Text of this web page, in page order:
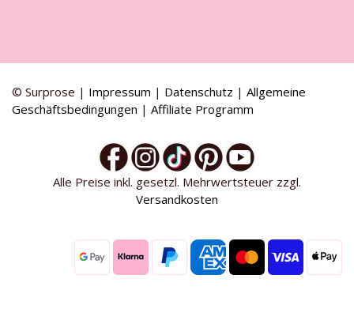
© Surprose | Impressum | Datenschutz | Allgemeine
Geschäftsbedingungen | Affiliate Programm
Alle Preise inkl. gesetzl. Mehrwertsteuer zzgl.
Versandkosten